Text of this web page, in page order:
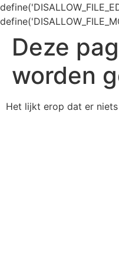
Deze
worden
Het lijkt erop dat er